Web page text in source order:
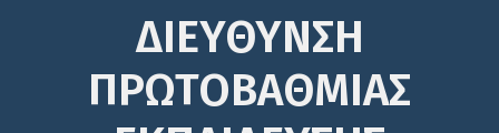
ΔΙΕΎΘΥΝΣΗ
ΠΡΩΤΟΒΆΘΜΙΑΣ